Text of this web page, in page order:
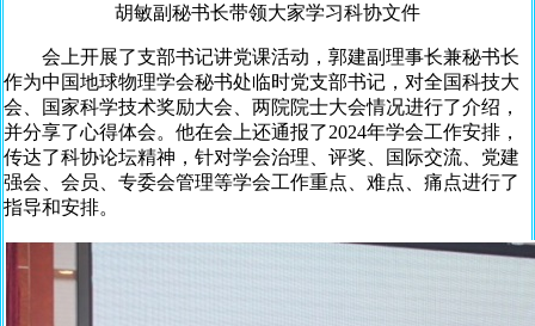
胡敏副秘书长带领大家学习科协文件
会上开展了支部书记讲党课活动，郭建副理事长兼秘书长
作为中国地球物理学会秘书处临时党支部书记，对全国科技大
会、国家科学技术奖励大会、两院院士大会情况进行了介绍，
并分享了心得体会。他在会上还通报了2024年学会工作安排，
传达了科协论坛精神，针对学会治理、评奖、国际交流、党建
强会、会员、专委会管理等学会工作重点、难点、痛点进行了
指导和安排。